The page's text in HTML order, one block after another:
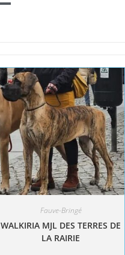
Fauve-Bringé
WALKIRIA MJL DES TERRES DE
LA RAIRIE